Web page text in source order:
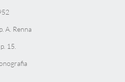
A. Renna
15.